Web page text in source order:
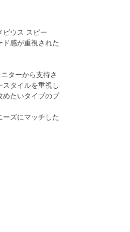
ビウス スピー
ド感が重視された
ターから支持さ
タイルを重視し
めたいタイプのプ
ズにマッチした